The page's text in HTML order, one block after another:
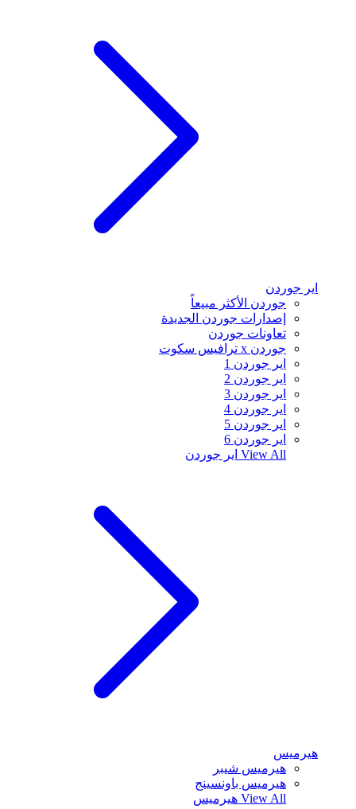
اير جوردن
جوردن الأكثر مبيعاً
إصدارات جوردن الجديدة
تعاونات جوردن
جوردن x ترافيس سكوت
اير جوردن 1
اير جوردن 2
اير جوردن 3
اير جوردن 4
اير جوردن 5
اير جوردن 6
View All اير جوردن
هيرميس
هيرميس شيبر
هيرميس باونسينج
View All هيرميس